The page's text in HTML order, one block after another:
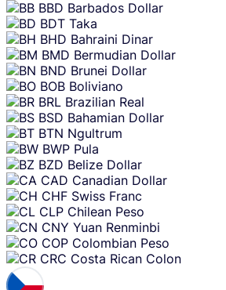
BBD Barbados Dollar
BDT Taka
BHD Bahraini Dinar
BMD Bermudian Dollar
BND Brunei Dollar
BOB Boliviano
BRL Brazilian Real
BSD Bahamian Dollar
BTN Ngultrum
BWP Pula
BZD Belize Dollar
CAD Canadian Dollar
CHF Swiss Franc
CLP Chilean Peso
CNY Yuan Renminbi
COP Colombian Peso
CRC Costa Rican Colon